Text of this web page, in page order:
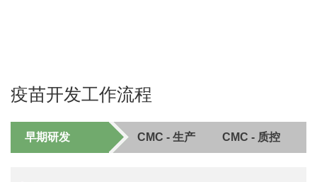
疫苗开发工作流程
早期研发 CMC - 生产 CMC - 质控